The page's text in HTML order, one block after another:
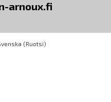
arnoux.fi
(Ruotsi)